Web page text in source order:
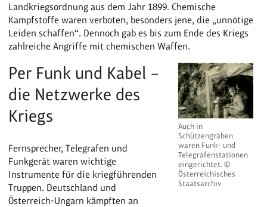
Landkriegsordnung aus dem Jahr 1899. Chemische
Kampfstoffe waren verboten, besonders jene, die „unnötige
Leiden schaffen“. Dennoch gab es bis zum Ende des Kriegs
zahlreiche Angriffe mit chemischen Waffen.
Auch in
Schützengräben
waren Funk- und
Telegrafenstationen
eingerichtet. ©
Österreichisches
Staatsarchiv
Per Funk und Kabel –
die Netzwerke des
Kriegs
Fernsprecher, Telegrafen und
Funkgerät waren wichtige
Instrumente für die kriegführenden
Truppen. Deutschland und
Österreich-Ungarn kämpften an